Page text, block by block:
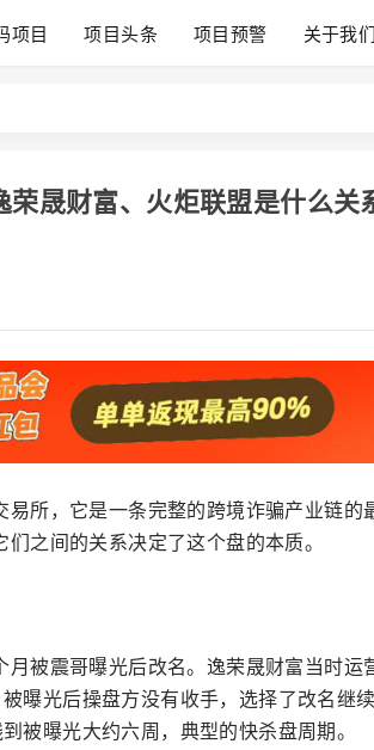
项目 项目头条 项目预警 关于我们
荣晟财富、火炬联盟是什么
易所，它是一条完整的跨境诈骗产业链
之间的关系决定了这个盘的本质。
月被震哥曝光后改名。逸荣晟财富当时
曝光后操盘方没有收手，选择了改名继
曝光大约六周，典型的快杀盘周期。